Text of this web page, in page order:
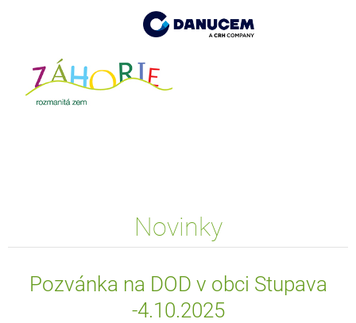
Novinky
Pozvánka na DOD v obci Stupava
-4.10.2025